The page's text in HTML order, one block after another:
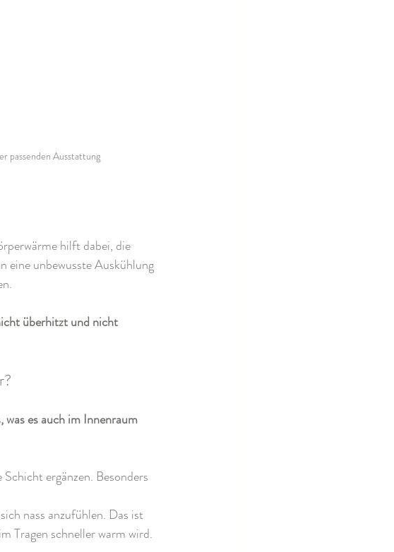
passenden Ausstattung
hilft dabei, die
eine unbewusste Auskühlung
überhitzt und nicht
es auch im Innenraum
ergänzen. Besonders
nass anzufühlen. Das ist
Tragen schneller warm wird.